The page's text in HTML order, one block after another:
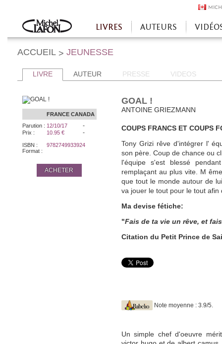
Accueil
LIVRES AUTEURS
ACCUEIL > JEUNESSE
LIVRE AUTEUR PRESSE VIDEOS
FRANCE CANADA
Parution : 12/10/17 -
Prix : 10.95 € -
ISBN :
9782749933924
Format :
ACHETER
GOAL !
ANTOINE GRIEZMANN
COUPS FRANCS ET COUPS
Tony Grizi rêve d'intégrer l'
son père. Coup de chance ou
l'équipe s'est blessé
remplaçant au plus vite. M
que tout le monde autour de
va jouer le tout pour le tout
Ma devise fétiche:
"Fais de ta vie un rêve, et
Citation du Petit Prince de
Note moyenne : 3.9/5.
Un simple chef d'oeuvre